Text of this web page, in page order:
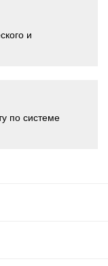
и
по системе